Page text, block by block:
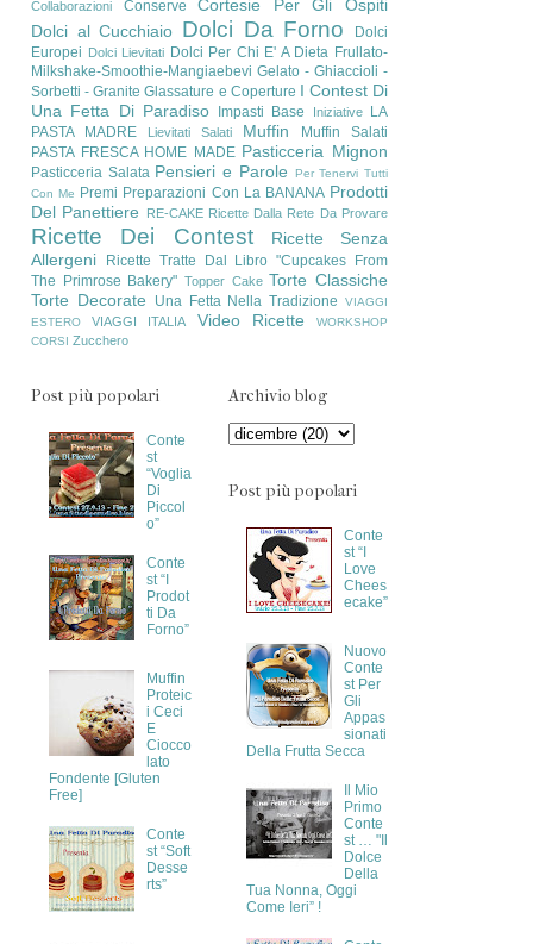
Collaborazioni Conserve
Cortesie Per Gli Ospiti
Dolci al Cucchiaio Dolci Da Forno
Dolci
Europei Dolci Lievitati Dolci Per Chi E' A Dieta Frullato-
Milkshake-Smoothie-Mangiaebevi Gelato - Ghiaccioli -
Sorbetti - Granite Glassature e Coperture I Contest Di
Una Fetta Di Paradiso Impasti Base Iniziative
LA
PASTA MADRE
Lievitati Salati Muffin
Muffin Salati
PASTA FRESCA HOME MADE Pasticceria Mignon
Pasticceria Salata Pensieri e Parole
Per Tenervi Tutti
Con Me Premi Preparazioni Con La BANANA Prodotti
Del Panettiere
RE-CAKE Ricette Dalla Rete Da Provare
Ricette Dei Contest
Ricette Senza
Allergeni
Ricette Tratte Dal Libro "Cupcakes From
The Primrose Bakery" Topper Cake Torte Classiche
Torte Decorate
Una Fetta Nella Tradizione
VIAGGI
ESTERO
VIAGGI ITALIA Video Ricette
WORKSHOP
CORSI Zucchero
Post più popolari
Conte
st
“Voglia
Di
Piccol
o”
Conte
st “I
Prodot
ti Da
Forno”
Muffin
Proteic
i Ceci
E
Ciocco
lato
Fondente [Gluten
Free]
Conte
st “Soft
Desse
rts”
Archivio blog
Post più popolari
Conte
st “I
Love
Chees
ecake”
Nuovo
Conte
st Per
Gli
Appas
sionati
Della Frutta Secca
Il Mio
Primo
Conte
st … "Il
Dolce
Della
Tua Nonna, Oggi
Come Ieri” !